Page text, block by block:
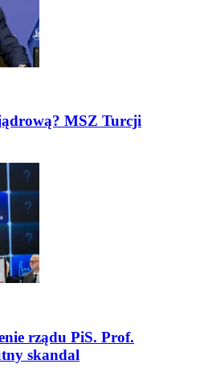
MSZ Turcji
rządu PiS. Prof.
skandal